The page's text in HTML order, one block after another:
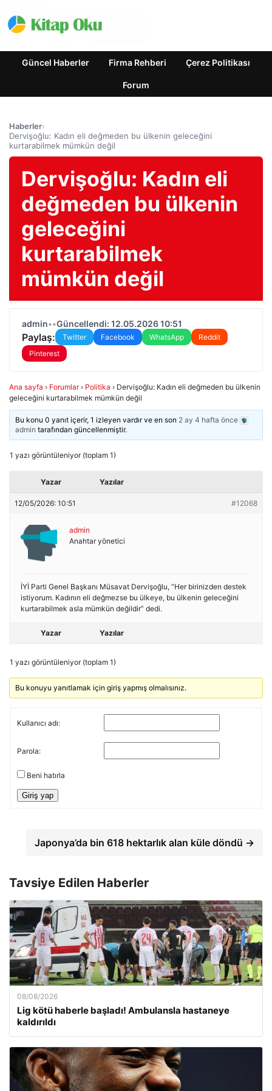
Güncel Haberler Firma Rehberi Çerez Politikası
Forum
Haberler›
Dervişoğlu: Kadın eli değmeden bu ülkenin geleceğini
kurtarabilmek mümkün değil
Dervişoğlu: Kadın eli
değmeden bu ülkenin
geleceğini
kurtarabilmek
mümkün değil
admin••Güncellendi: 12.05.2026 10:51
Paylaş: Twitter Facebook WhatsApp
Reddit
Pinterest
Ana sayfa › Forumlar › Politika › Dervişoğlu: Kadın eli değmeden bu ülkenin
geleceğini kurtarabilmek mümkün değil
Bu konu 0 yanıt içerir, 1 izleyen vardır ve en son 2 ay 4 hafta önce
admin tarafından güncellenmiştir.
1 yazı görüntüleniyor (toplam 1)
Yazar Yazılar
12/05/2026: 10:51 #12068
admin
Anahtar yönetici
İYİ Parti Genel Başkanı Müsavat Dervişoğlu, “Her birinizden destek
istiyorum. Kadının eli değmezse bu ülkeye, bu ülkenin geleceğini
kurtarabilmek asla mümkün değildir” dedi.
Yazar Yazılar
1 yazı görüntüleniyor (toplam 1)
Bu konuyu yanıtlamak için giriş yapmış olmalısınız.
Kullanıcı adı:
Parola:
Beni hatırla
Giriş yap
Japonya’da bin 618 hektarlık alan küle döndü →
Tavsiye Edilen Haberler
08/08/2026
Lig kötü haberle başladı! Ambulansla hastaneye
kaldırıldı